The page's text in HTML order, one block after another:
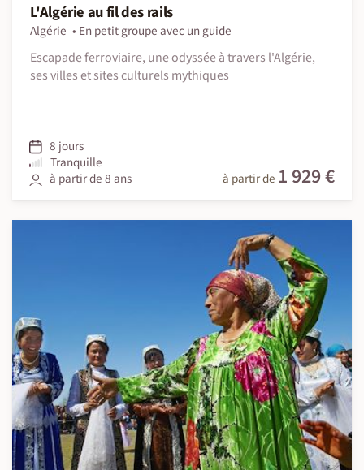
L'Algérie au fil des rails
Algérie
En petit groupe avec un guide
Escapade ferroviaire, une odyssée à travers l'Algérie,
ses villes et sites culturels mythiques
8 jours
Tranquille
à partir de 8 ans
à partir de 1 929 €